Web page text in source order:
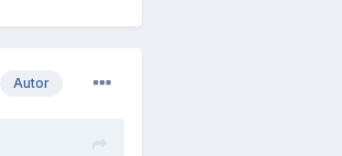
Autor